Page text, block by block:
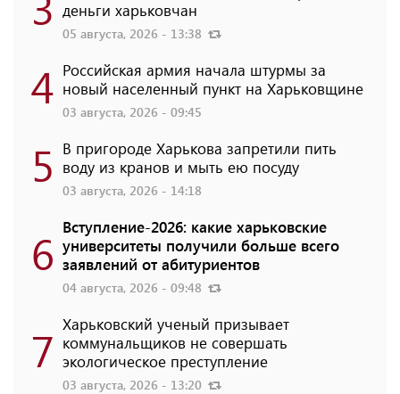
деньги харьковчан
05 августа, 2026 - 13:38
4 Российская армия начала штурмы за
новый населенный пункт на Харьковщине
03 августа, 2026 - 09:45
5 В пригороде Харькова запретили пить
воду из кранов и мыть ею посуду
03 августа, 2026 - 14:18
6 Вступление-2026: какие харьковские
университеты получили больше всего
заявлений от абитуриентов
04 августа, 2026 - 09:48
7 Харьковский ученый призывает
коммунальщиков не совершать
экологическое преступление
03 августа, 2026 - 13:20